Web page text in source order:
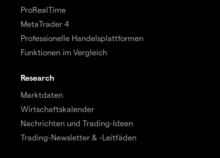
ProRealTime
MetaTrader 4
Professionelle Handelsplattformen
Funktionen im Vergleich
Research
Marktdaten
Wirtschaftskalender
Nachrichten und Trading-Ideen
Trading-Newsletter & -Leitfäden